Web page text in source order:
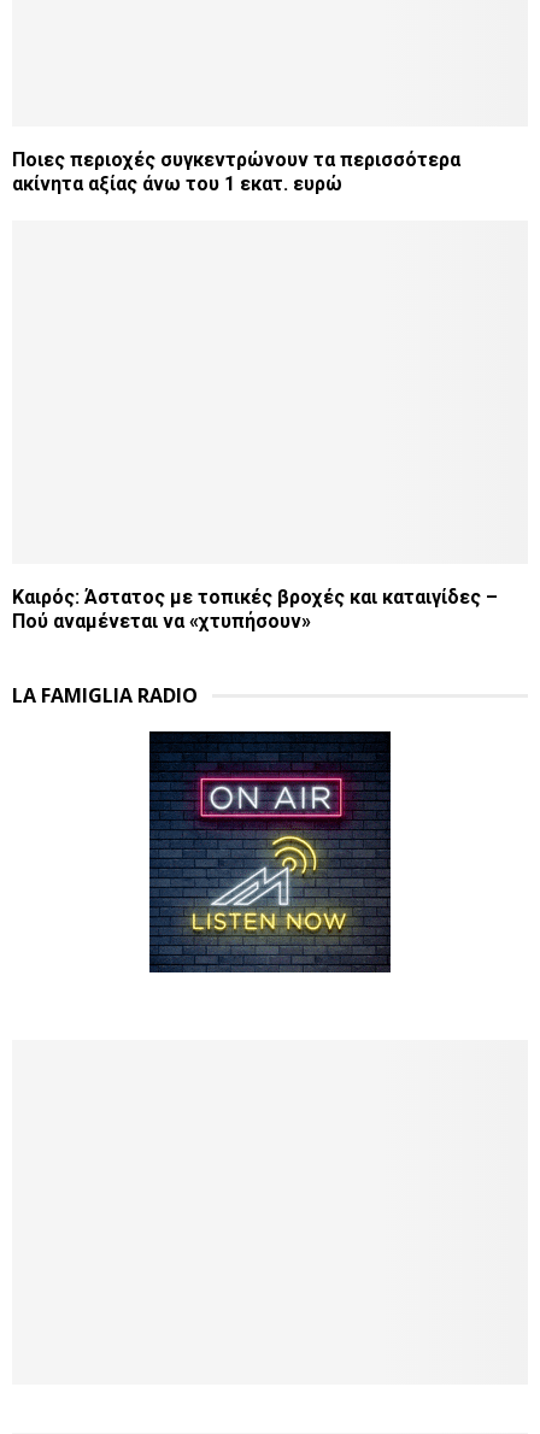
Ποιες περιοχές συγκεντρώνουν τα περισσότερα
ακίνητα αξίας άνω του 1 εκατ. ευρώ
Καιρός: Άστατος με τοπικές βροχές και καταιγίδες –
Πού αναμένεται να «χτυπήσουν»
LA FAMIGLIA RADIO